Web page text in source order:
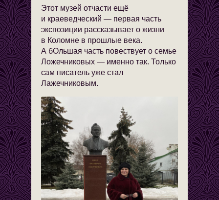
Этот музей отчасти ещё
и краеведческий — первая часть
экспозиции рассказывает о жизни
в Коломне в прошлые века.
А бОльшая часть повествует о семье
Ложечниковых — именно так. Только
сам писатель уже стал
Лажечниковым.